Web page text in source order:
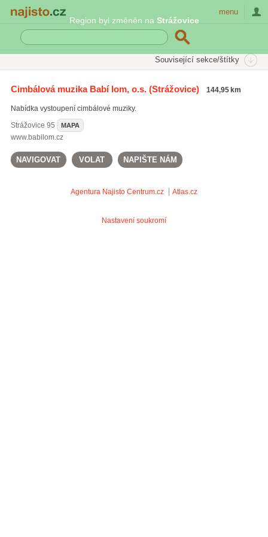
Region byl změněn na Strážovice
menu
Související sekce/štítky
Hudební skupiny a interpreti
Cimbálová muzika Babí lom, o.s.(Strážovice) 144,95 km
Nabídka vystoupení cimbálové muziky.
Strážovice 95 MAPA
www.babilom.cz
NAVIGOVAT VOLAT NAPIŠTE NÁM
Agentura Najisto Centrum.cz Atlas.cz
Nastavení soukromí